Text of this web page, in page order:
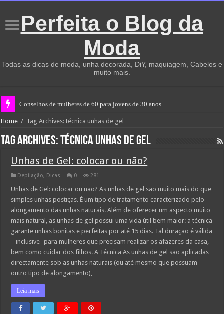
Perfeita o Blog da
Moda
Todas as dicas de moda, unha decorada, DiY, maquiagem, Cabelos e
muito mais.
Conselhos de mulheres de 60 para jovens de 30 anos
Home / Tag Archives: técnica unhas de gel
Tag Archives:técnica unhas de gel
Unhas de Gel: colocar ou não?
Depilação, Dicas 0 281
Unhas de Gel: colocar ou não? As unhas de gel são muito mais do que
simples unhas postiças. É um tipo de tratamento caracterizado pelo
alongamento das unhas naturais. Além de oferecer um aspecto muito
mais natural, as unhas de gel possui uma vida útil bem maior: a técnica
garante unhas bonitas e perfeitas por até 15 dias. Tal duração é válida
– inclusive- para mulheres que precisam realizar os afazeres da casa,
bem como cuidar dos filhos. A Técnica As unhas de gel são aplicadas
directamente sob as unhas naturais (ou até mesmo que possuam
outro tipo de alongamento), …
Leia mais